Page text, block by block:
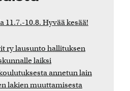
11.7.-10.8. Hyvää kesää!
ry lausunto hallituksen
laiksi
annetun lain
lakien muuttamisesta